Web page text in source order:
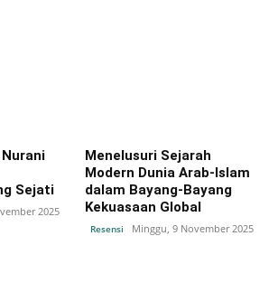
Sejati
2025
Menelusuri Sejarah
Modern Dunia Arab-Islam
dalam Bayang-Bayang
Kekuasaan Global
Resensi Minggu, 9 November 2025